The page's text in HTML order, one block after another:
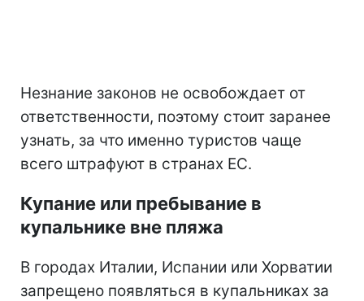
Незнание законов не освобождает от
ответственности, поэтому стоит заранее
узнать, за что именно туристов чаще
всего штрафуют в странах ЕС.
Купание или пребывание в
купальнике вне пляжа
В городах Италии, Испании или Хорватии
запрещено появляться в купальниках за